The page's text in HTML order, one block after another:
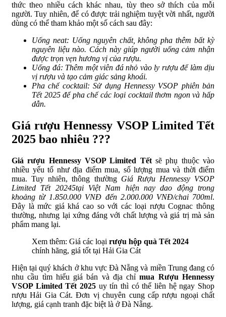
thức theo nhiều cách khác nhau, tùy theo sở thích của mỗi
người. Tuy nhiên, để có được trải nghiệm tuyệt vời nhất, người
dùng có thể tham khảo một số cách sau đây:
Uống neat: Uống nguyên chất, không pha thêm bất kỳ
nguyên liệu nào. Cách này giúp người uống cảm nhận
được trọn vẹn hương vị của rượu.
Uống đá: Thêm một viên đá nhỏ vào ly rượu để làm dịu
vị rượu và tạo cảm giác sảng khoái.
Pha chế cocktail: Sử dụng Hennessy VSOP phiên bản
Tết 2025 để pha chế các loại cocktail thơm ngon và hấp
dẫn.
Giá rượu Hennessy VSOP Limited Tết
2025 bao nhiêu ???
Giá rượu Hennessy VSOP Limited Tếtsẽ phụ thuộc vào
nhiều yếu tố như địa điểm mua, số lượng mua và thời điểm
mua. Tuy nhiên, thông thường Giá Rượu Hennessy VSOP
Limited Tết 20245tại Việt Nam hiện nay dao động trong
khoảng từ 1.850.000 VNĐ đến 2.000.000 VNĐ/chai 700ml.
Đây là mức giá khá cao so với các loại rượu Cognac thông
thường, nhưng lại xứng đáng với chất lượng và giá trị mà sản
phẩm mang lại.
Xem thêm: Giá các loại rượu hộp quà Tết 2024
chính hãng, giá tốt tại Hải Gia Cát
Hiện tại quý khách ở khu vực Đà Nẵng và miền Trung đang có
nhu cầu tìm hiểu giá bán và địa chỉmua Rượu Hennessy
VSOP Limited Tết 2025 uy tín thì có thể liên hệ ngay Shop
rượu Hải Gia Cát. Đơn vị chuyên cung cấp rượu ngoại chất
lượng, giá cạnh tranh đặc biệt là ở Đà Nẵng.